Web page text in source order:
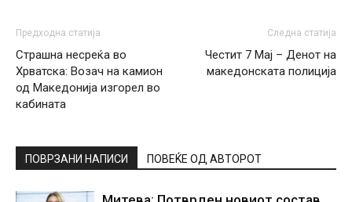
Предходна статија
Страшна несреќа во
Хрватска: Возач на камион
од Македонија изгорел во
кабината
Следна статија
Честит 7 Мај – Денот на
македонската полиција
ПОВРЗАНИ НАПИСИ ПОВЕЌЕ ОД АВТОРОТ